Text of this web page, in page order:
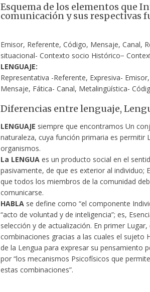
Esquema de los elementos que
comunicación y sus respectivas
Emisor, Referente, Código, Mensaje, Canal,
situacional- Contexto socio Histórico−
LENGUAJE:
Representativa -Referente, Expresiva-
Mensaje, Fática- Canal, Metalingüística-
Diferencias entre lenguaje,
LENGUAJE siempre que encontramos Un
naturaleza, cuya función primaria es permitir
organismos.
La LENGUAes un producto social en el
pasivamente, de que es exterior al individuo;
que todos los miembros de la comunidad
comunicarse.
HABLAse define como “el componente
“acto de voluntad y de inteligencia”; es,
selección y de actualización. En primer
combinaciones gracias a las cuales el sujeto
de la Lengua para expresar su pensamiento
por “los mecanismos Psicofísicos que
estas combinaciones”.